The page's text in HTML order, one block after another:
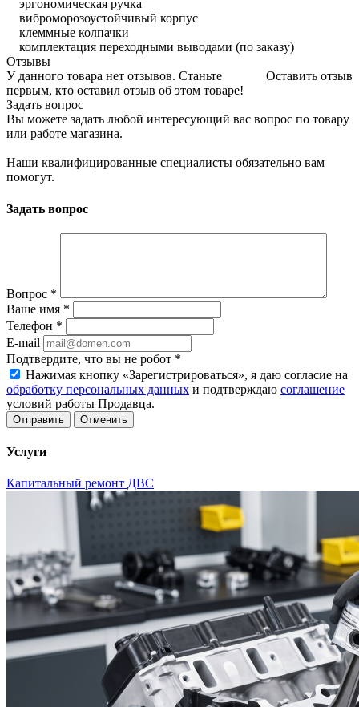
эргономическая ручка
виброморозоустойчивый корпус
клеммные колпачки
комплектация переходными выводами (по заказу)
Отзывы
Оставить отзыв
У данного товара нет отзывов. Станьте
первым, кто оставил отзыв об этом товаре!
Задать вопрос
Вы можете задать любой интересующий вас вопрос по товару
или работе магазина.
Наши квалифицированные специалисты обязательно вам
помогут.
Задать вопрос
Вопрос *
Ваше имя *
Телефон *
E-mail
Подтвердите, что вы не робот *
Нажимая кнопку «Зарегистрироваться», я даю согласие на
обработку персональных данных и подтверждаю соглашение
условий работы Продавца.
Отменить
Услуги
Капитальный ремонт ДВС